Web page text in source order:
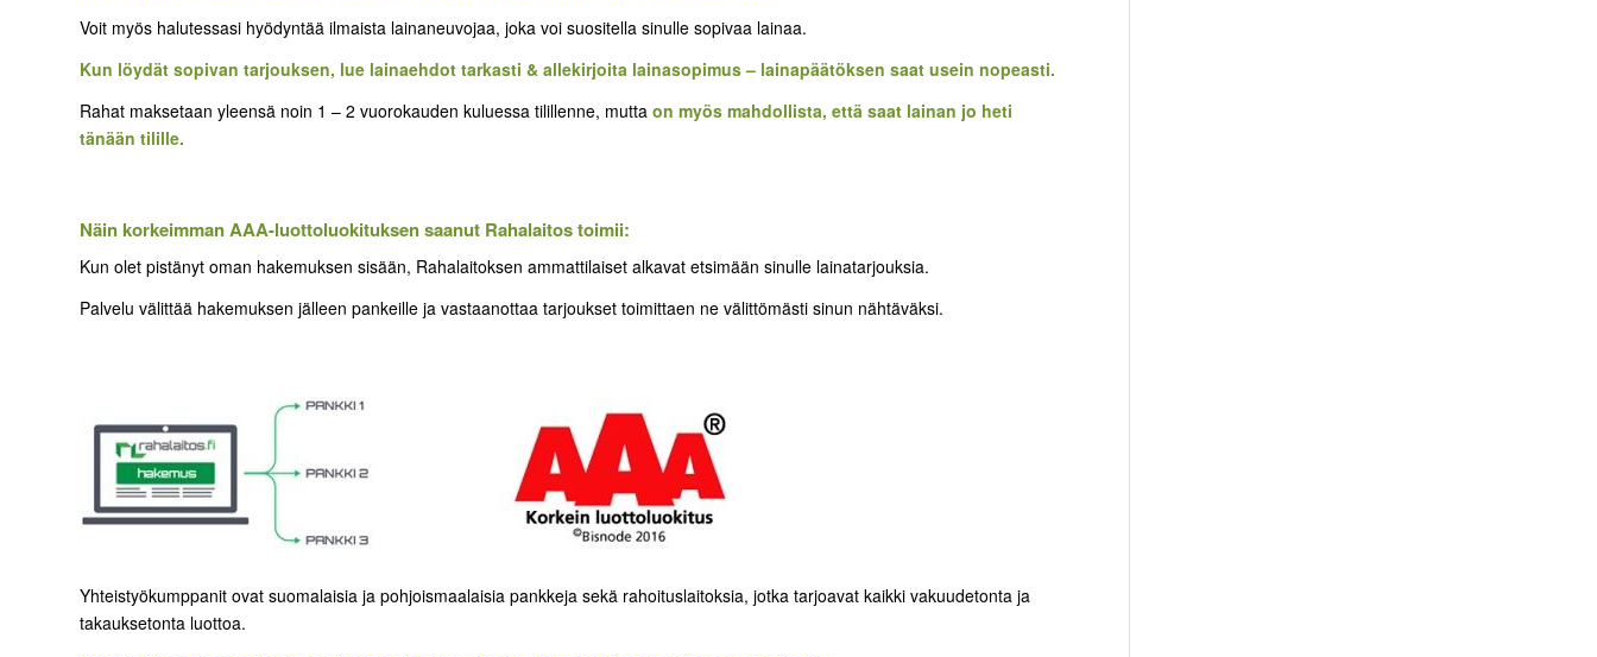
Voit myös halutessasi hyödyntää ilmaista lainaneuvojaa, joka voi suositella sinulle sopivaa lainaa.
Kun löydät sopivan tarjouksen, lue lainaehdot tarkasti & allekirjoita lainasopimus – lainapäätöksen saat usein nopeasti.
Rahat maksetaan yleensä noin 1 – 2 vuorokauden kuluessa tilillenne, mutta on myös mahdollista, että saat lainan jo heti
tänään tilille.
Näin korkeimman AAA-luottoluokituksen saanut Rahalaitos toimii:
Kun olet pistänyt oman hakemuksen sisään, Rahalaitoksen ammattilaiset alkavat etsimään sinulle lainatarjouksia.
Palvelu välittää hakemuksen jälleen pankeille ja vastaanottaa tarjoukset toimittaen ne välittömästi sinun nähtäväksi.
Yhteistyökumppanit ovat suomalaisia ja pohjoismaalaisia pankkeja sekä rahoituslaitoksia, jotka tarjoavat kaikki vakuudetonta ja
takauksetonta luottoa.